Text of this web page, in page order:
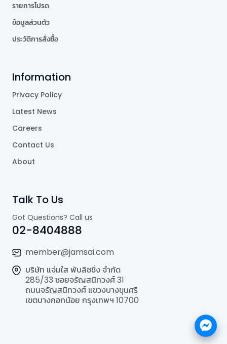
รายการโปรด
ข้อมูลส่วนตัว
ประวัติการสั่งซื้อ
Information
Privacy Policy
Latest News
Careers
Contact Us
About
Talk To Us
Got Questions? Call us
02-8404888
member@jamsai.com
บริษัท แจ่มใส พับลิชชิ่ง จำกัด
285/33 ซอยจรัญสนิทวงศ์ 31
ถนนจรัญสนิทวงศ์ แขวงบางขุนศรี
เขตบางกอกน้อย กรุงเทพฯ 10700